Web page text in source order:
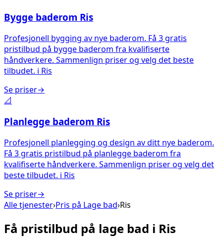
Bygge baderom Ris
Profesjonell bygging av nye baderom. Få 3 gratis
pristilbud på bygge baderom fra kvalifiserte
håndverkere. Sammenlign priser og velg det beste
tilbudet. i Ris
Se priser→
📐
Planlegge baderom Ris
Profesjonell planlegging og design av ditt nye baderom.
Få 3 gratis pristilbud på planlegge baderom fra
kvalifiserte håndverkere. Sammenlign priser og velg det
beste tilbudet. i Ris
Se priser→
Alle tjenester›Pris på Lage bad›Ris
Få pristilbud på lage bad i Ris